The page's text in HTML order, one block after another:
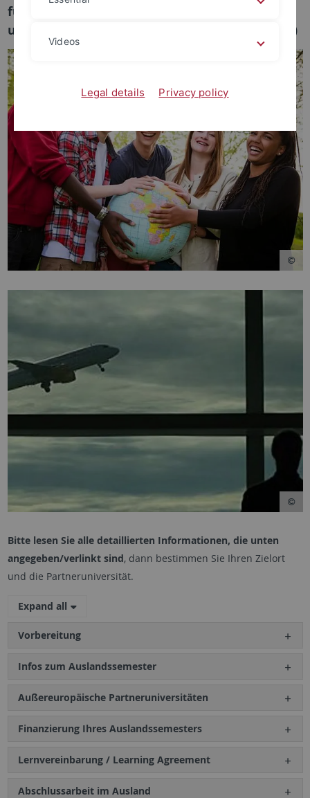
für Studierende des Fachbereichs Informatik
und der Kognitionswissenschaft (BSc und MSc)
Bitte lesen Sie alle detaillierten Informationen, die unten
angegeben/verlinkt sind, dann bestimmen Sie Ihren Zielort
und die Partneruniversität.
Expand all
Vorbereitung
Infos zum Auslandssemester
Außereuropäische Partneruniversitäten
Finanzierung Ihres Auslandssemesters
Lernvereinbarung / Learning Agreement
Abschlussarbeit im Ausland
Videos
Legal details Privacy policy